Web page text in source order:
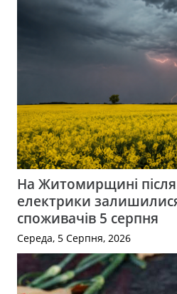
На Житомирщині
електрики
споживачів 5 серпня
Середа, 5 Серпня, 2026